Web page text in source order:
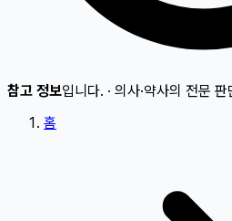
참고 정보입니다. · 의사·약사의 전문
홈